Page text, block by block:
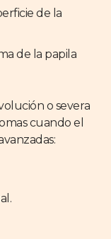
de la
de la papila
o severa
cuando el